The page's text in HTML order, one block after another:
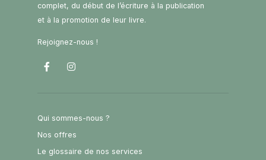
complet, du début de l’écriture à la publication
et à la promotion de leur livre.
Rejoignez-nous !
Qui sommes-nous ?
Nos offres
Le glossaire de nos services